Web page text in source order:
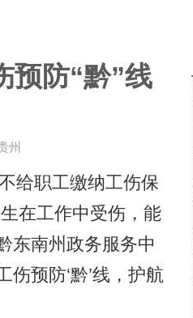
预防“黔”线
州
职工缴纳工伤保
在工作中受伤，能
东南州政务服务中
预防‘黔’线，护航